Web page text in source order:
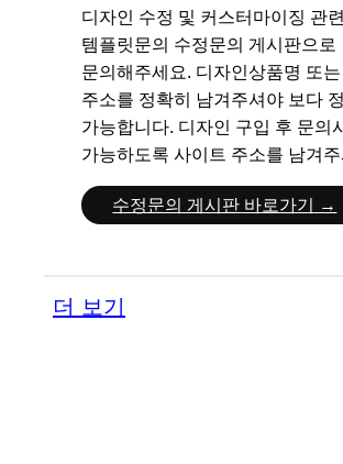
디자인 수정 및 커스터마이징 관
템플릿문의 수정문의 게시판으로
문의해주세요. 디자인상품명 또
주소를 정확히 남겨주셔야 보다
가능합니다. 디자인 구입 후 문의
가능하도록 사이트 주소를 남겨
수정문의 게시판 바로가기 →
더 보기